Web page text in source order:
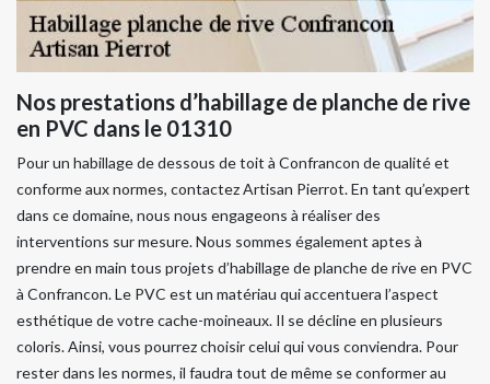
Nos prestations d’habillage de planche de rive
en PVC dans le 01310
Pour un habillage de dessous de toit à Confrancon de qualité et
conforme aux normes, contactez Artisan Pierrot. En tant qu’expert
dans ce domaine, nous nous engageons à réaliser des
interventions sur mesure. Nous sommes également aptes à
prendre en main tous projets d’habillage de planche de rive en PVC
à Confrancon. Le PVC est un matériau qui accentuera l’aspect
esthétique de votre cache-moineaux. Il se décline en plusieurs
coloris. Ainsi, vous pourrez choisir celui qui vous conviendra. Pour
rester dans les normes, il faudra tout de même se conformer au